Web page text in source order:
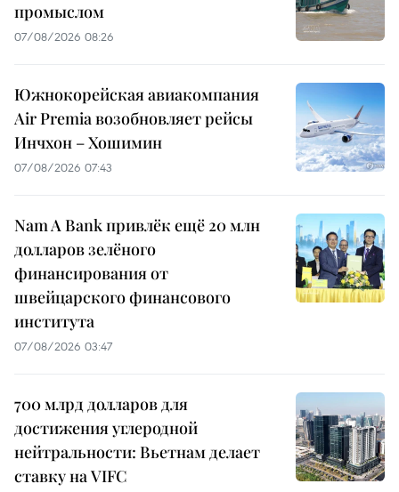
промыслом
07/08/2026 08:26
Южнокорейская авиакомпания
Air Premia возобновляет рейсы
Инчхон – Хошимин
07/08/2026 07:43
Nam A Bank привлёк ещё 20 млн
долларов зелёного
финансирования от
швейцарского финансового
института
07/08/2026 03:47
700 млрд долларов для
достижения углеродной
нейтральности: Вьетнам делает
ставку на VIFC